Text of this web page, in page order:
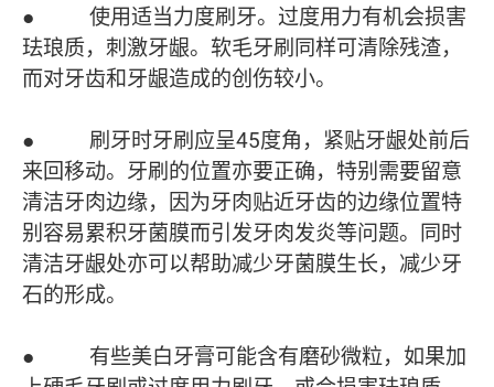
● 使用适当力度刷牙。过度用力有机会损害
珐琅质，刺激牙龈。软毛牙刷同样可清除残渣，
而对牙齿和牙龈造成的创伤较小。
● 刷牙时牙刷应呈45度角，紧贴牙龈处前后
来回移动。牙刷的位置亦要正确，特别需要留意
清洁牙肉边缘，因为牙肉贴近牙齿的边缘位置特
别容易累积牙菌膜而引发牙肉发炎等问题。同时
清洁牙龈处亦可以帮助减少牙菌膜生长，减少牙
石的形成。
● 有些美白牙膏可能含有磨砂微粒，如果加